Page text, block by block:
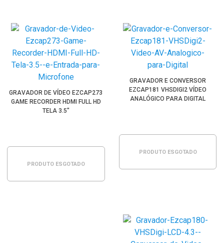
GRAVADOR DE VÍDEO EZCAP273
GAME RECORDER HDMI FULL HD
TELA 3.5"
PRODUTO ESGOTADO
GRAVADOR E CONVERSOR
EZCAP181 VHSDIGI2 VÍDEO
ANALÓGICO PARA DIGITAL
PRODUTO ESGOTADO